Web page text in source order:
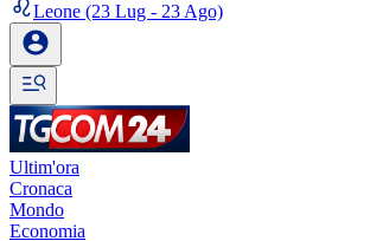
Leone (23 Lug - 23 Ago)
Ultim'ora
Cronaca
Mondo
Economia